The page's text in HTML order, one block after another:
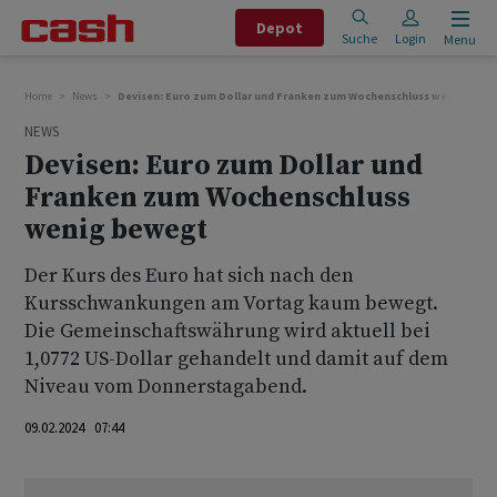
Depot
Suche Login Menu
Home News Devisen: Euro zum Dollar und Franken zum Wochenschluss wenig
NEWS
Devisen: Euro zum Dollar und
Franken zum Wochenschluss
wenig bewegt
Der Kurs des Euro hat sich nach den
Kursschwankungen am Vortag kaum bewegt.
Die Gemeinschaftswährung wird aktuell bei
1,0772 US-Dollar gehandelt und damit auf dem
Niveau vom Donnerstagabend.
09.02.2024 07:44